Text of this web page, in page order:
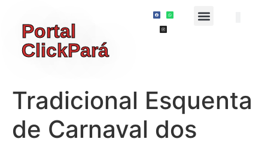
Portal
ClickPará
Tradicional Esquenta
de Carnaval dos